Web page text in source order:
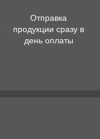
Отправка
продукции сразу в
день оплаты